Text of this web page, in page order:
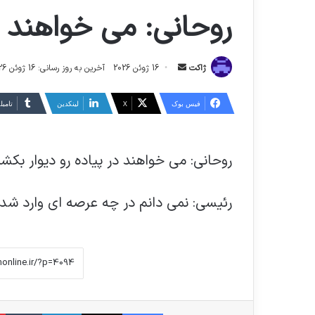
روحانی: می خواهند
ژاکت
ارسال 16 ژوئن 2026 آخرین به روز رسانی: 16 ژوئن 2026
فیس بوک X لینکدین
روحانی: می خواهند در پیاده رو دیوار
رئیسی: نمی دانم در چه عرصه ای وارد